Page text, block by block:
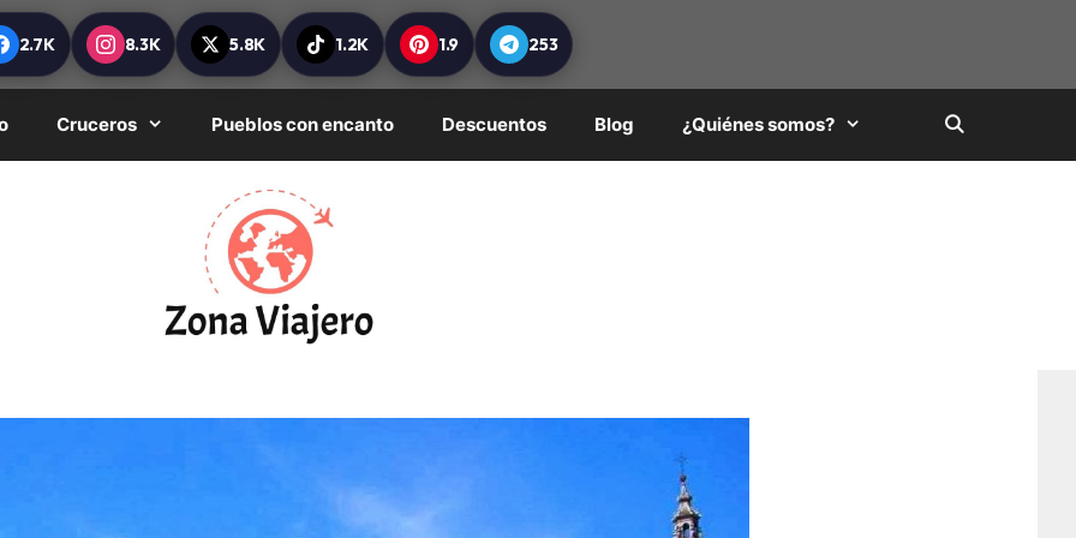
2.7K 8.3K 5.8K 1.2K 1.9 253
Cruceros Pueblos con encanto Descuentos Blog ¿Quiénes somos?